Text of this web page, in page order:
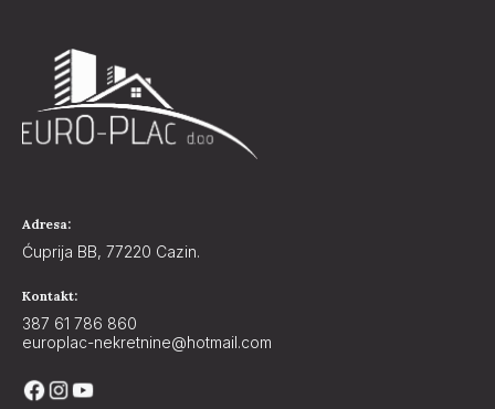
Adresa:
Ćuprija BB, 77220 Cazin.
Kontakt:
387 61 786 860
europlac-nekretnine@hotmail.com